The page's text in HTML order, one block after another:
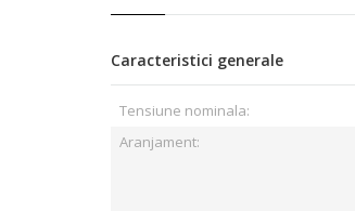
Caracteristici generale
Tensiune nominala:
Aranjament: